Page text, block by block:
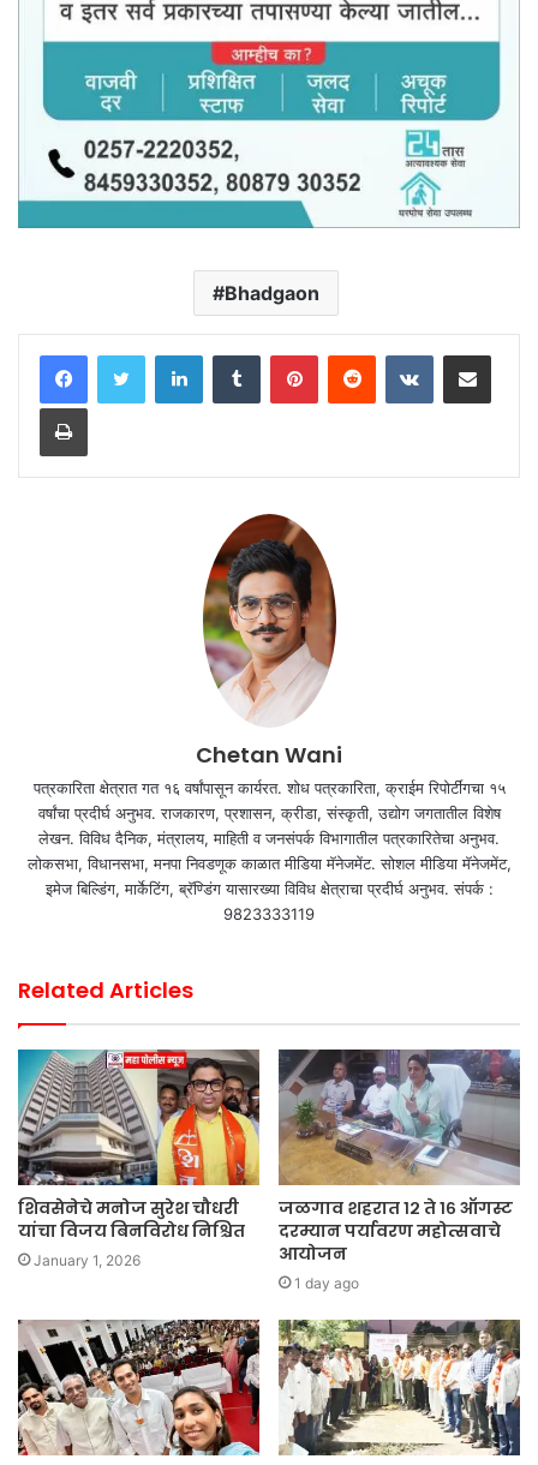
Bhadgaon
LinkedInTumblr PinterestReddit VKontakteShare via Email
Print
Chetan Wani
पत्रकारिता क्षेत्रात गत १६ वर्षांपासून कार्यरत. शोध पत्रकारिता, क्राईम रिपोर्टींगचा १५
वर्षांचा प्रदीर्घ अनुभव. राजकारण, प्रशासन, क्रीडा, संस्कृती, उद्योग जगतातील विशेष
लेखन. विविध दैनिक, मंत्रालय, माहिती व जनसंपर्क विभागातील पत्रकारितेचा अनुभव.
लोकसभा, विधानसभा, मनपा निवडणूक काळात मीडिया मॅनेजमेंट. सोशल मीडिया मॅनेजमेंट,
इमेज बिल्डिंग, मार्केटिंग, ब्रॅण्डिंग यासारख्या विविध क्षेत्राचा प्रदीर्घ अनुभव. संपर्क :
9823333119
Related Articles
शिवसेनेचे मनोज सुरेश चौधरी
यांचा विजय बिनविरोध निश्चित
January 1, 2026
जळगाव शहरात १२ ते १६ ऑगस्ट
दरम्यान पर्यावरण महोत्सवाचे
आयोजन
1 day ago